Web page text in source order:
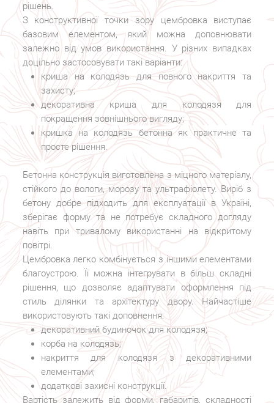
рішень.
З конструктивної точки зору цембровка виступає
базовим елементом, який можна доповнювати
залежно від умов використання. У різних випадках
доцільно застосовувати такі варіанти:
криша на колодязь для повного накриття та
захисту;
декоративна криша для колодязя для
покращення зовнішнього вигляду;
кришка на колодязь бетонна як практичне та
просте рішення.
Бетонна конструкція виготовлена з міцного матеріалу,
стійкого до вологи, морозу та ультрафіолету. Виріб з
бетону добре підходить для експлуатації в Україні,
зберігає форму та не потребує складного догляду
навіть при тривалому використанні на відкритому
повітрі.
Цембровка легко комбінується з іншими елементами
благоустрою. Її можна інтегрувати в більш складні
рішення, що дозволяє адаптувати оформлення під
стиль ділянки та архітектуру двору. Найчастіше
використовують такі доповнення:
декоративний будиночок для колодязя;
корба на колодязь;
накриття для колодязя з декоративними
елементами;
додаткові захисні конструкції.
Вартість залежить від форми, габаритів, складності